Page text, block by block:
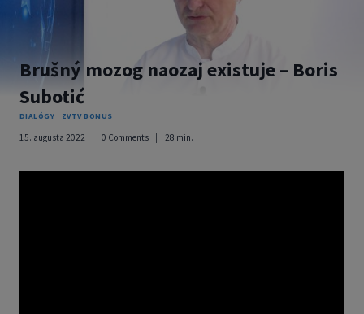
Brušný mozog naozaj existuje – Boris
Subotić
DIALÓGY | ZVTV BONUS
15. augusta 2022 0 Comments 28 min.